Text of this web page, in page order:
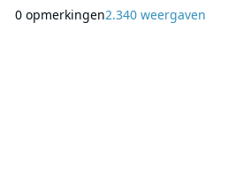
een vak dat evolueert. Zo wil de
0 opmerkingen2.340 weergaven